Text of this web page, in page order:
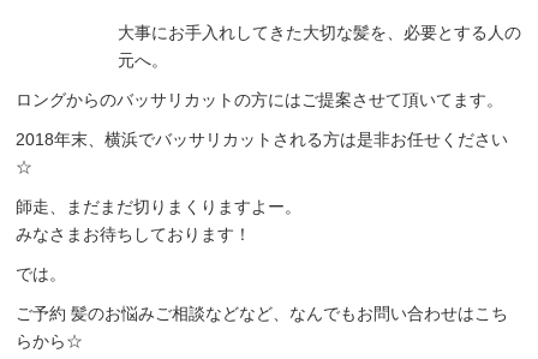
大事にお手入れしてきた大切な髪を、必要とする人の
元へ。
ロングからのバッサリカットの方にはご提案させて頂いてます。
2018年末、横浜でバッサリカットされる方は是非お任せください
☆
師走、まだまだ切りまくりますよー。
みなさまお待ちしております！
では。
ご予約 髪のお悩みご相談などなど、なんでもお問い合わせはこち
らから☆